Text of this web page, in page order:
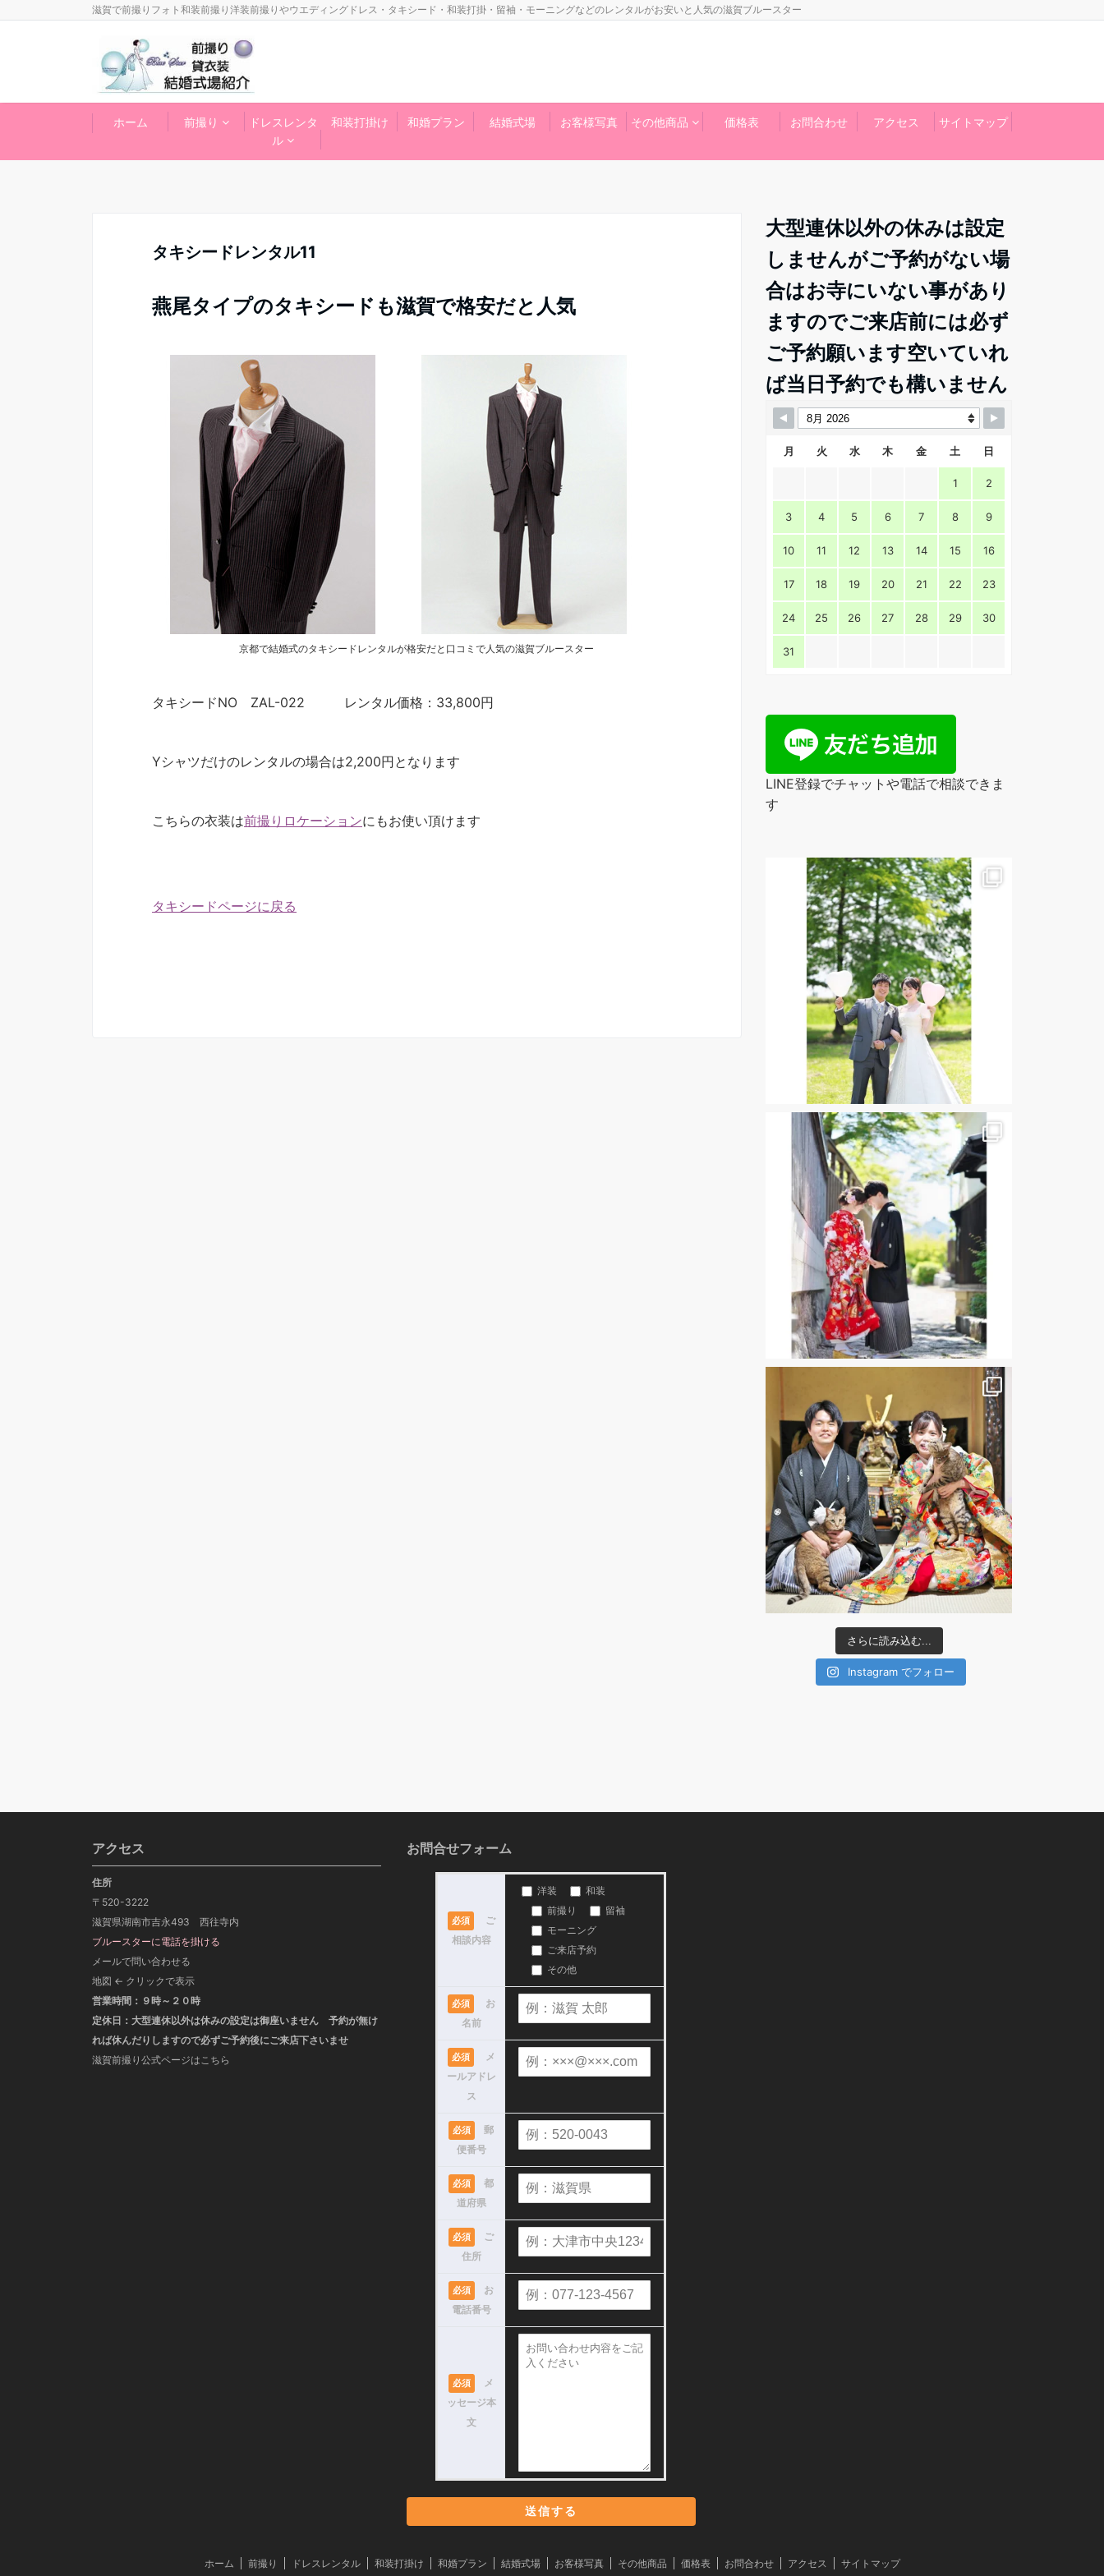
滋賀で前撮りフォト和装前撮り洋装前撮りやウエディングドレス・タキシード・和装打掛・留袖・モーニングなどのレンタルがお安いと人気の滋賀ブルースター
ホーム 前撮り
ドレスレンタ
ル
和装打掛け 和婚プラン 結婚式場 お客様写真 その他商品 価格表 お問合わせ アクセス サイトマップ
タキシードレンタル11
燕尾タイプのタキシードも滋賀で格安だと人気
京都で結婚式のタキシードレンタルが格安だと口コミで人気の滋賀ブルースター
タキシードNO ZAL-022 レンタル価格：33,800円
Yシャツだけのレンタルの場合は2,200円となります
こちらの衣装は前撮りロケーションにもお使い頂けます
タキシードページに戻る
大型連休以外の休みは設定
しませんがご予約がない場
合はお寺にいない事があり
ますのでご来店前には必ず
ご予約願います空いていれ
ば当日予約でも構いません
月 火 水 木 金 土 日
1 2
3 4 5 6 7 8 9
10 11 12 13 14 15 16
17 18 19 20 21 22 23
24 25 26 27 28 29 30
31
LINE登録でチャットや電話で相談できま
す
さらに読み込む...
Instagram でフォロー
アクセス
住所
〒520-3222
滋賀県湖南市吉永493 西往寺内
ブルースターに電話を掛ける
メールで問い合わせる
地図 ← クリックで表示
営業時間：９時～２０時
定休日：大型連休以外は休みの設定は御座いません 予約が無け
れば休んだりしますので必ずご予約後にご来店下さいませ
滋賀前撮り公式ページはこちら
お問合せフォーム
必須
ご
相談内容
洋装
和装
前撮り
留袖
モーニング
ご来店予約
その他
必須
お
名前
必須
メ
ールアドレ
ス
必須
郵
便番号
必須
都
道府県
必須
ご
住所
必須
お
電話番号
必須
メ
ッセージ本
文
ホーム 前撮り ドレスレンタル 和装打掛け 和婚プラン 結婚式場 お客様写真 その他商品 価格表 お問合わせ アクセス サイトマップ